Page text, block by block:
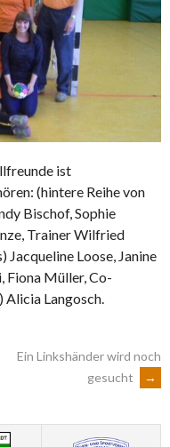
ist
(hintere Reihe von
Bischof, Sophie
Trainer Wilfried
Jacqueline Loose, Janine
Fiona Müller, Co-
Alicia Langosch.
Ein Linkshänder wird noch
gesucht
→